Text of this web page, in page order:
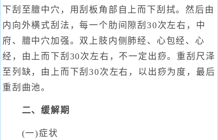
下刮至膻中穴，用刮板角部自上而下刮拭。然后由
内向外横式刮法，每一个肋间隙刮30次左右，中
府、膻中穴加强。双上肢内侧肺经、心包经、心
经，由上而下刮30次左右，不一定出痧。重刮尺泽
至列缺，由上而下刮30次左右，以出痧为度，最后
重刮曲池。
二、缓解期
(一)症状